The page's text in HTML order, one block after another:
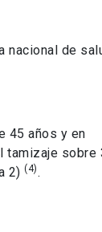
nacional de
45 años y en
tamizaje sobre
2) (4) .